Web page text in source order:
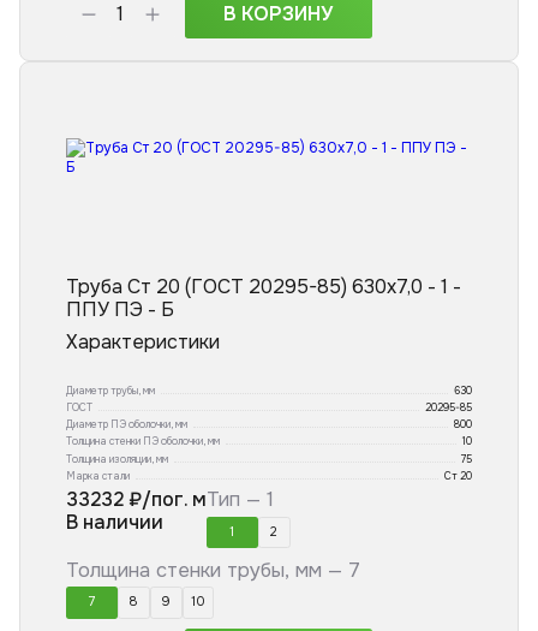
В КОРЗИНУ
Труба Ст 20 (ГОСТ 20295-85) 630x7,0 - 1 -
ППУ ПЭ - Б
Характеристики
Диаметр трубы, мм
630
ГОСТ
20295-85
Диаметр ПЭ оболочки, мм
800
Толщина стенки ПЭ оболочки, мм
10
Толщина изоляции, мм
75
Марка стали
Ст 20
33232₽/пог. м
В наличии
Тип — 1
1 2
Толщина стенки трубы, мм — 7
7 8 9 10